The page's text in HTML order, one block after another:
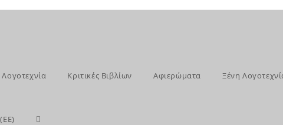
Κριτικές Βιβλίων Αφιερώματα Ξένη
Toggle